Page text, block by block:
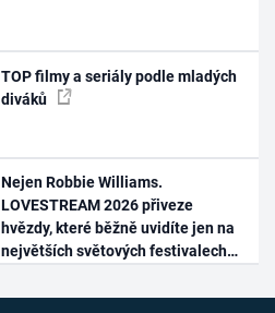
TOP filmy a seriály podle mladých
diváků
Nejen Robbie Williams.
LOVESTREAM 2026 přiveze
hvězdy, které běžně uvidíte jen na
největších světových festivalech